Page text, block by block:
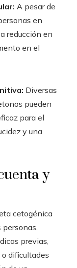
A pesar de
en
reducción en
en el
Diversas
pueden
para el
y una
y
cetogénica
previas,
dificultades